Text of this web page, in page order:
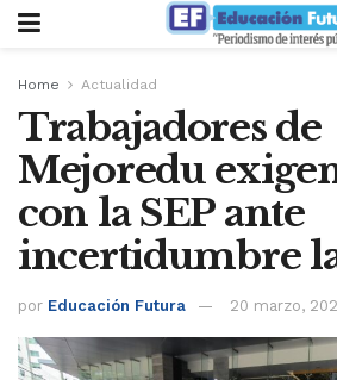
Home Actualidad
Trabajadores de
Mejoredu
con la SEP ante
incertidumbre
por Educación Futura 20 marzo,